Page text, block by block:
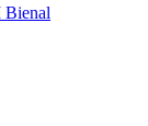
Bienal